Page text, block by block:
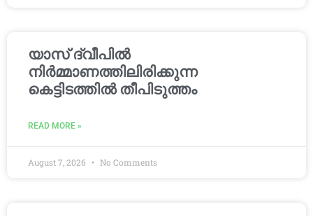
യാസ് ദ്വീപിൽ
നിർമ്മാണത്തിലിരിക്കുന്ന
കെട്ടിടത്തിൽ തീപിടുത്തം
READ MORE »
August 7, 2026 No Comments